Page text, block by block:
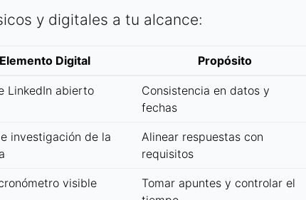
y digitales a tu alcance:
Elemento Digital Propósito
LinkedIn abierto
Consistencia en datos y
fechas
investigación de la
Alinear respuestas con
requisitos
visible
Tomar apuntes y controlar el